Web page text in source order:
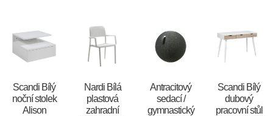
Scandi Bílý
noční stolek
Alison
Nardi Bílá
plastová
zahradní
Antracitový
sedací /
gymnastický
Scandi Bílý
dubový
pracovní stůl